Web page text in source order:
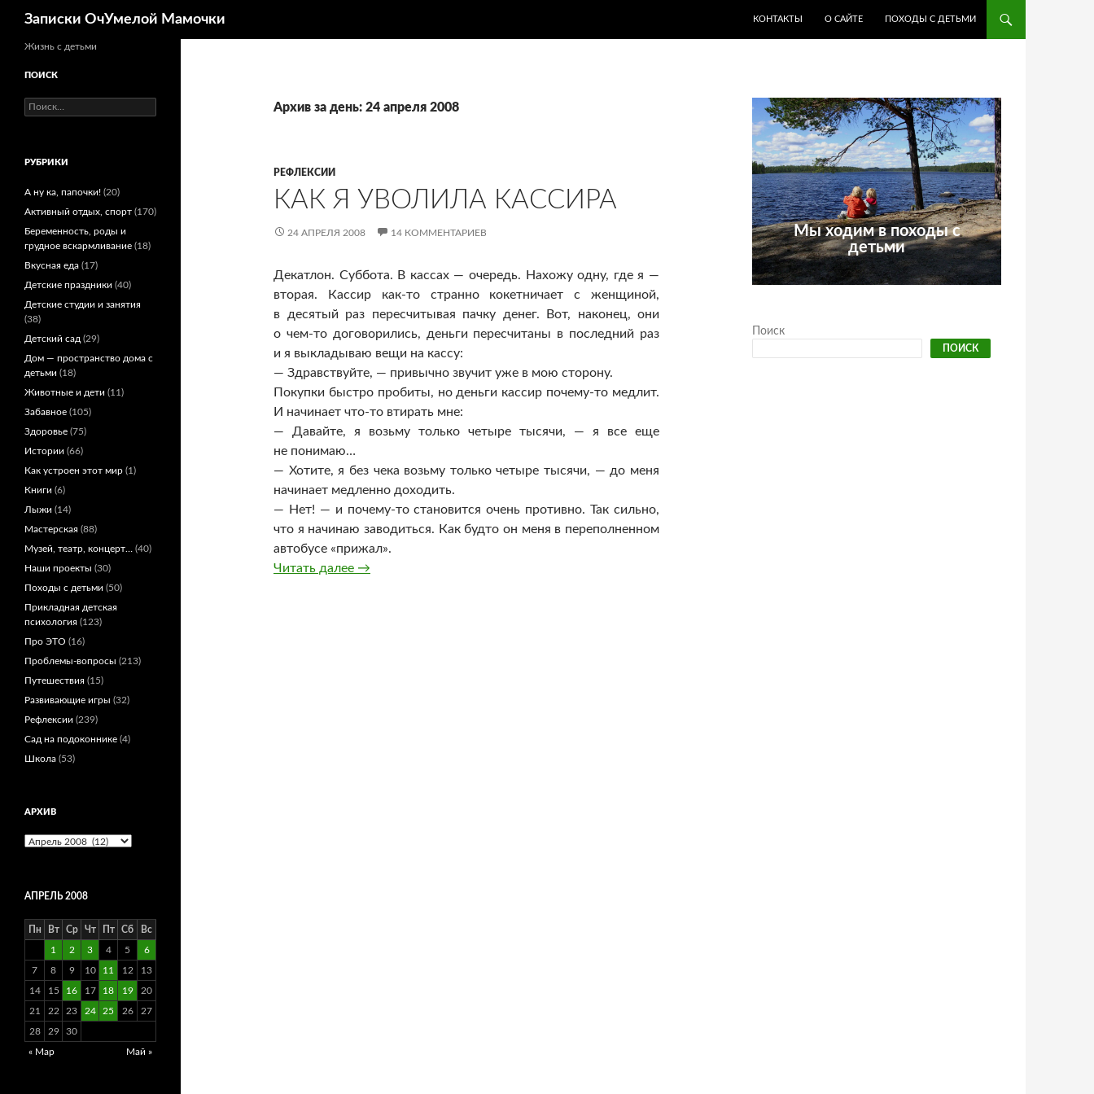
Перейти
Записки ОчУмелой Мамочки КОНТАКТЫ О САЙТЕ ПОХОДЫ С ДЕТЬМИ
Архив за день: 24 апреля 2008
РЕФЛЕКСИИ
КАК Я УВОЛИЛА КАССИРА
24 АПРЕЛЯ 2008 14 КОММЕНТАРИЕВ
Декатлон. Суббота. В кассах — очередь. Нахожу одну, где я —
вторая. Кассир как-то странно кокетничает с женщиной,
в десятый раз пересчитывая пачку денег. Вот, наконец, они
о чем-то договорились, деньги пересчитаны в последний раз
и я выкладываю вещи на кассу:
— Здравствуйте, — привычно звучит уже в мою сторону.
Покупки быстро пробиты, но деньги кассир почему-то медлит.
И начинает что-то втирать мне:
— Давайте, я возьму только четыре тысячи, — я все еще
не понимаю…
— Хотите, я без чека возьму только четыре тысячи, — до меня
начинает медленно доходить.
— Нет! — и почему-то становится очень противно. Так сильно,
что я начинаю заводиться. Как будто он меня в переполненном
автобусе «прижал».
Читать далее Как я уволила кассира
→
Мы ходим в походы с
детьми
Поиск
ПОИСК
Жизнь с детьми
ПОИСК
Найти:
РУБРИКИ
А ну ка, папочки! (20)
Активный отдых, спорт (170)
Беременность, роды и
грудное вскармливание (18)
Вкусная еда (17)
Детские праздники (40)
Детские студии и занятия
(38)
Детский сад (29)
Дом — пространство дома с
детьми (18)
Животные и дети (11)
Забавное (105)
Здоровье (75)
Истории (66)
Как устроен этот мир (1)
Книги (6)
Лыжи (14)
Мастерская (88)
Музей, театр, концерт… (40)
Наши проекты (30)
Походы с детьми (50)
Прикладная детская
психология (123)
Про ЭТО (16)
Проблемы-вопросы (213)
Путешествия (15)
Развивающие игры (32)
Рефлексии (239)
Сад на подоконнике (4)
Школа (53)
АРХИВ
Архив
АПРЕЛЬ 2008
Пн Вт Ср Чт Пт Сб Вс
1 2 3 4 5 6
7 8 9 10 11 12 13
14 15 16 17 18 19 20
21 22 23 24 25 26 27
28 29 30
« Мар Май »